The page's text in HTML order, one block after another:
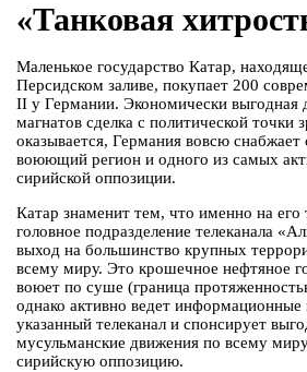
«Танковая
Маленькое государство Катар,
Персидском заливе, покупает 200
II у Германии. Экономически выгодная
магнатов сделка с политической точки
оказывается, Германия вовсю
воюющий регион и одного из самых
сирийской оппозиции.
Катар знаменит тем, что именно на его
головное подразделение телеканала
выход на большинство крупных
всему миру. Это крошечное нефтяное
воюет по суше (граница
однако активно ведет информационные
указанный телеканал и спонсирует
мусульманские движения по всему
сирийскую оппозицию.